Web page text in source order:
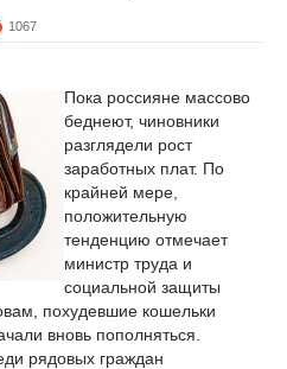
1067
Пока россияне массово
беднеют, чиновники
разглядели рост
заработных плат. По
крайней мере,
положительную
тенденцию отмечает
министр труда и
социальной защиты
похудевшие кошельки
вновь пополняться.
рядовых граждан